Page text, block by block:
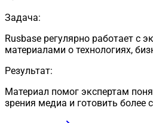
Задача:
Rusbase регулярно работает с
материалами о технологиях,
Результат:
Материал помог экспертам
зрения медиа и готовить более